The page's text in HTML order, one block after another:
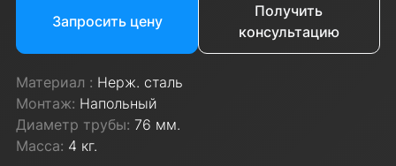
Запросить цену
Получить
консультацию
Материал : Нерж. сталь
Монтаж: Напольный
Диаметр трубы: 76 мм.
Масса: 4 кг.